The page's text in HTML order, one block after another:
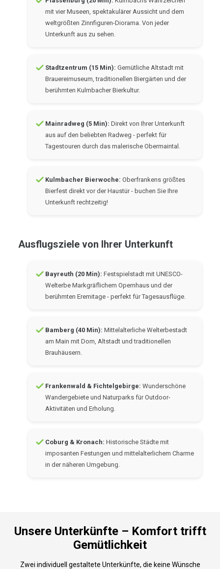
mit vier Museen, spektakulärer Aussicht und dem
weltgrößten Zinnfiguren-Diorama. Von jeder
Unterkunft aus zu sehen.
Stadtzentrum (15 Min): Gemütliche Altstadt mit
Brauereimuseum, traditionellen Biergärten und der
berühmten Kulmbacher Bierkultur.
Mainradweg (5 Min): Direkt von Ihrer Unterkunft
aus auf den beliebten Radweg - perfekt für
Tagestouren durch das malerische Obermaintal.
Kulmbacher Bierwoche: Oberfrankens größtes
Bierfest direkt vor der Haustür - buchen Sie Ihre
Unterkunft rechtzeitig!
Ausflugsziele von Ihrer Unterkunft
Bayreuth (20 Min): Festspielstadt mit UNESCO-
Welterbe Markgräflichem Opernhaus und der
berühmten Eremitage - perfekt für Tagesausflüge.
Bamberg (40 Min): Mittelalterliche Welterbestadt
am Main mit Dom, Altstadt und traditionellen
Brauhäusern.
Frankenwald & Fichtelgebirge: Wunderschöne
Wandergebiete und Naturparks für Outdoor-
Aktivitäten und Erholung.
Coburg & Kronach: Historische Städte mit
imposanten Festungen und mittelalterlichem Charme
in der näheren Umgebung.
Unsere Unterkünfte – Komfort trifft
Gemütlichkeit
Zwei individuell gestaltete Unterkünfte, die keine Wünsche